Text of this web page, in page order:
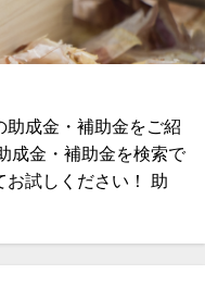
成金・補助金をご紹
成金・補助金を検索で
お試しください！ 助